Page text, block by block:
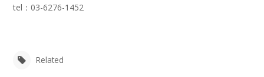
tel：03-6276-1452
Related